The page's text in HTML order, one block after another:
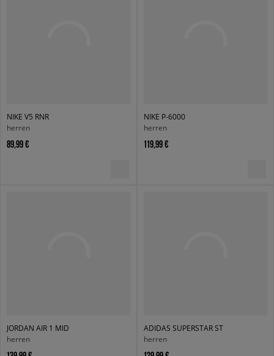
NIKE V5 RNR
herren
89,99 €
NIKE P-6000
herren
119,99 €
JORDAN AIR 1 MID
herren
ADIDAS SUPERSTAR ST
herren